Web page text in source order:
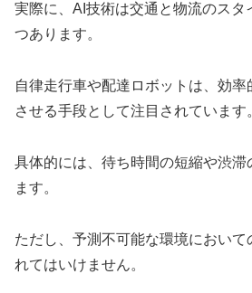
実際に、AI技術は交通と物流のスタ
つあります。
自律走行車や配達ロボットは、効率
させる手段として注目されています
具体的には、待ち時間の短縮や渋滞
ます。
ただし、予測不可能な環境におい
れてはいけません。